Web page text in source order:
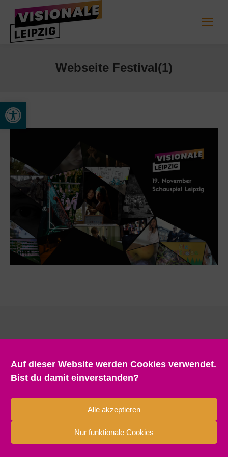
Open toolbar
Auf dieser Website werden Cookies verwendet.
Bist du damit einverstanden?
Alle akzeptieren
Nur funktionale Cookies
Webseite Festival(1)